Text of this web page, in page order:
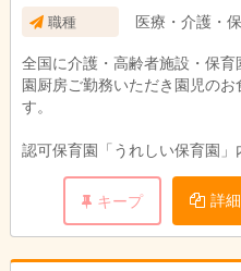
職種
医療・介護・
全国に介護・高齢者施設・保
園厨房ご勤務いただき園児の
す。
認可保育園「うれしい保育園」
園児のお食事の調理と提供を
園児や保育スタッフと顔を合
をすぐに料理に反映でき、調
ます。
キープ 詳